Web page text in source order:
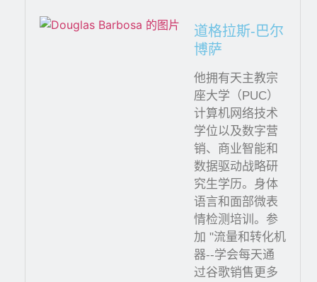
道格拉斯-巴尔
博萨
他拥有天主教宗
座大学（PUC）
计算机网络技术
学位以及数字营
销、商业智能和
数据驱动战略研
究生学历。身体
语言和面部微表
情检测培训。参
加 "流量和转化机
器--学会每天通
过谷歌销售更多